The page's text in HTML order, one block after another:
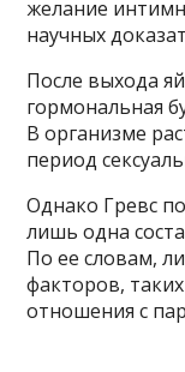
желание
научных
После выхода
гормональная
В организме
период
Однако Гревс
лишь одна
По ее словам,
факторов,
отношения с